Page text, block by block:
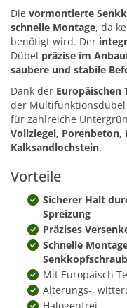
Die vormontierte
schnelle Montage, da
benötigt wird. Der
Dübel präzise im
saubere und stabile
Dank der Europäischen
der Multifunktionsdübel
für zahlreiche
Vollziegel, Porenbeton,
Kalksandlochstein.
Vorteile
Sicherer Halt
Spreizung
Präzises
Schnelle
Mit Europäisch
Alterungs-,